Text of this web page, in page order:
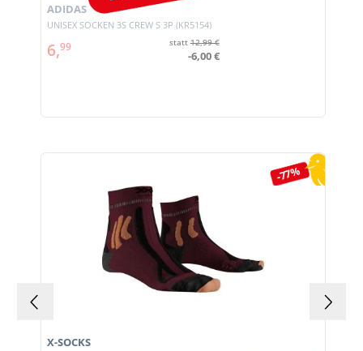
UNISEX SOCKEN 3S CREW S 3P (KR5154)
ADIDAS
6,99 statt12,99 €
-6,00 €
-77%
X-SOCKS